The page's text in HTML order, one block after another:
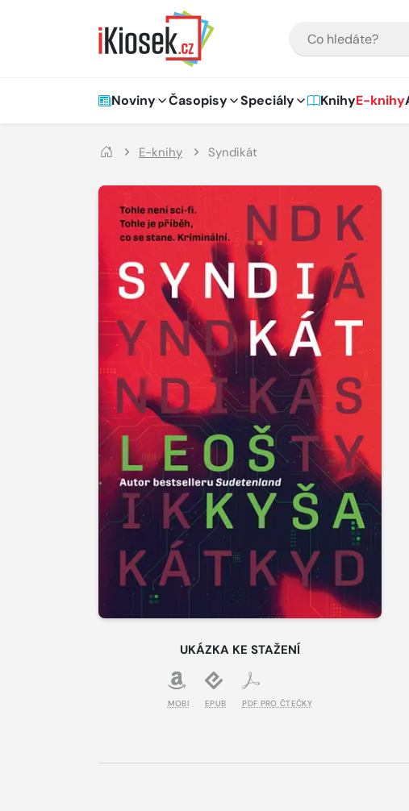
Hlavní navigace
Noviny Časopisy Speciály KnihyE-knihy
E-knihy Syndikát
UKÁZKA KE STAŽENÍ
MOBI EPUB PDF PRO ČTEČKY